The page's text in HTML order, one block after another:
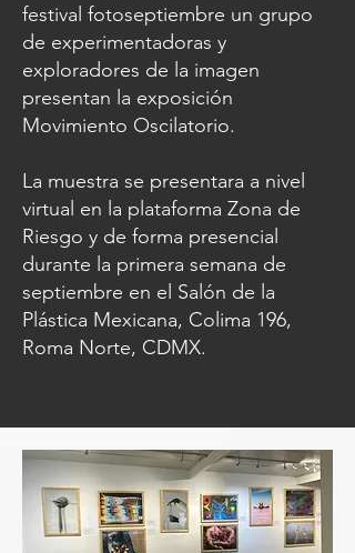
festival fotoseptiembre un grupo
de experimentadoras y
exploradores de la imagen
presentan la exposición
Movimiento Oscilatorio.
La muestra se presentara a nivel
virtual en la plataforma Zona de
Riesgo y de forma presencial
durante la primera semana de
septiembre en el Salón de la
Plástica Mexicana, Colima 196,
Roma Norte, CDMX.